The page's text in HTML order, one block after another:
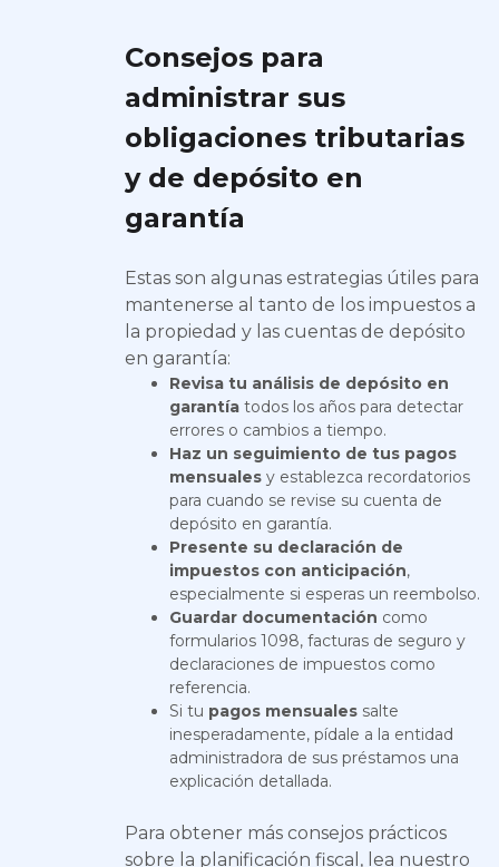
Consejos para
administrar sus
obligaciones tributarias
y de depósito en
garantía
Estas son algunas estrategias útiles para
mantenerse al tanto de los impuestos a
la propiedad y las cuentas de depósito
en garantía:
Revisa tu análisis de depósito en
garantía todos los años para detectar
errores o cambios a tiempo.
Haz un seguimiento de tus pagos
mensuales y establezca recordatorios
para cuando se revise su cuenta de
depósito en garantía.
Presente su declaración de
impuestos con anticipación,
especialmente si esperas un reembolso.
Guardar documentación como
formularios 1098, facturas de seguro y
declaraciones de impuestos como
referencia.
Si tu pagos mensuales salte
inesperadamente, pídale a la entidad
administradora de sus préstamos una
explicación detallada.
Para obtener más consejos prácticos
sobre la planificación fiscal, lea nuestro